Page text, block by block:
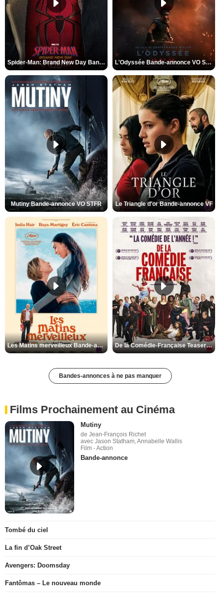
Spider-Man: Brand New Day Bande-annonce VO STFR L'Odyssée Bande-annonce VO STFR
Mutiny Bande-annonce VO STFR Le Triangle d'or Bande-annonce VF
Les Matins merveilleux Bande-annonce VF De la Comédie-Française Teaser VF
Bandes-annonces à ne pas manquer
Films Prochainement au Cinéma
Mutiny
de Jean-François Richet
avec Jason Statham, Annabelle Wallis
Film - Action
Bande-annonce
Tombé du ciel
La fin d’Oak Street
Avengers: Doomsday
Fantômas – Le nouveau monde